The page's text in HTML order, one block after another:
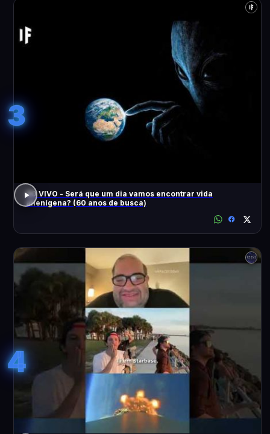
3
AO VIVO - Será que um dia vamos encontrar vida
alienígena? (60 anos de busca)
4